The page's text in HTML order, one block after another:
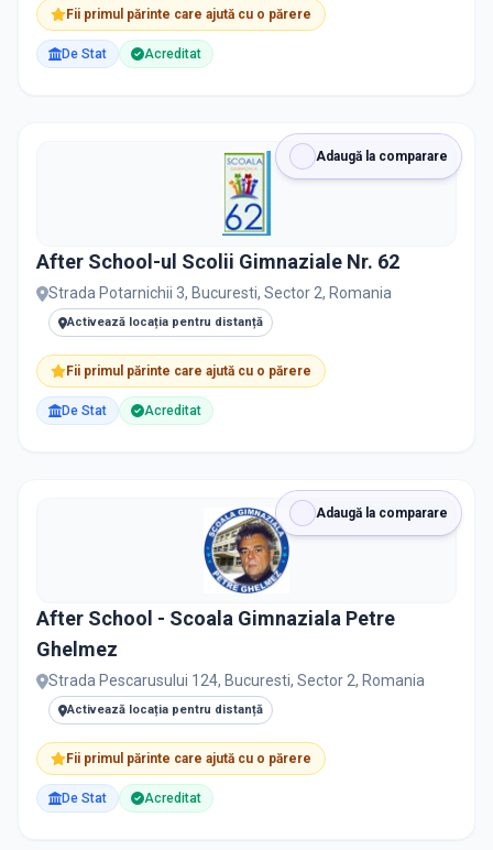
RECRUTARE
Nu există informații despre job-uri
Private
Toate Filtrele
METODOLOGIE, LIMBĂ, FACILITĂȚI
Resetează filtrele
Fii primul părinte care ajută cu o părere
De Stat Acreditat
Adaugă la comparare
After School-ul Scolii Gimnaziale Nr. 62
Strada Potarnichii 3, Bucuresti, Sector 2, Romania
Activează locația pentru distanță
Fii primul părinte care ajută cu o părere
De Stat Acreditat
Adaugă la comparare
After School - Scoala Gimnaziala Petre
Ghelmez
Strada Pescarusului 124, Bucuresti, Sector 2, Romania
Activează locația pentru distanță
Fii primul părinte care ajută cu o părere
De Stat Acreditat